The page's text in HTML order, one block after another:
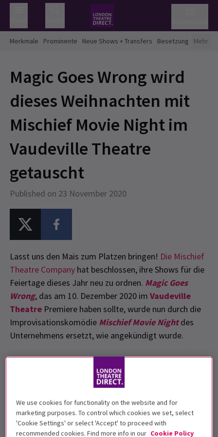
Merkmale Prominente Neue Shows + Transfers Besetzung Mehr
Magic Goes Wrong wird
dieses Weihnachten mit
Mischief Movie Night im
Vaudeville Theatre
getauscht
Published on 23 November 2020
Lasst uns den Mais zum Platzen bringen! Die Mischief
Theatre Company hat beschlossen, ihre Shows für die
Feiertage dieses Jahr neu zu ordnen. Magic Goes
Wrong, das am 10. Dezember 2020 im Vaudeville
Theatre Premiere haben sollte, wurde nun durch die
Improvisationskomödie Mischief Movie Nightdes
Unternehmens ersetzt, wie angekündigt wurde.
We use cookies for functionality on the website and for
marketing purposes. To control which cookies we set, select
'Cookie Settings' or select 'Accept' to proceed with
recommended cookies. Find more info in our Cookie Policy